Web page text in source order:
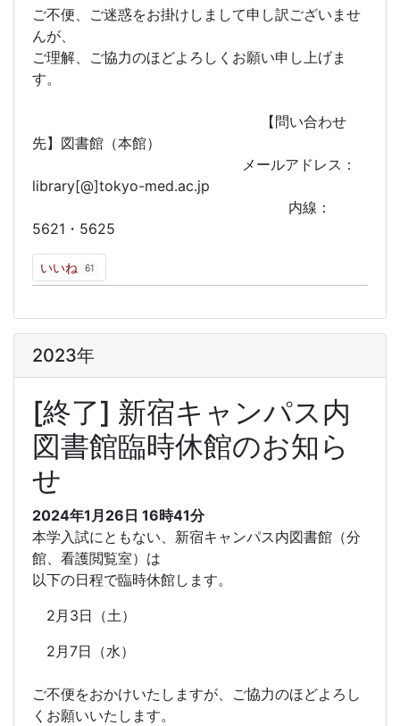
ご不便、ご迷惑をお掛けしまして申し訳ございませ
んが、
ご理解、ご協力のほどよろしくお願い申し上げま
す。
【問い合わせ
先】図書館（本館）
メールアドレス：
library[@]tokyo-med.ac.jp
内線：
5621・5625
いいね 61
2023年
[終了] 新宿キャンパス内
図書館臨時休館のお知ら
せ
2024年1月26日 16時41分
本学入試にともない、新宿キャンパス内図書館（分
館、看護閲覧室）は
以下の日程で臨時休館します。
2月3日（土）
2月7日（水）
ご不便をおかけいたしますが、ご協力のほどよろし
くお願いいたします。